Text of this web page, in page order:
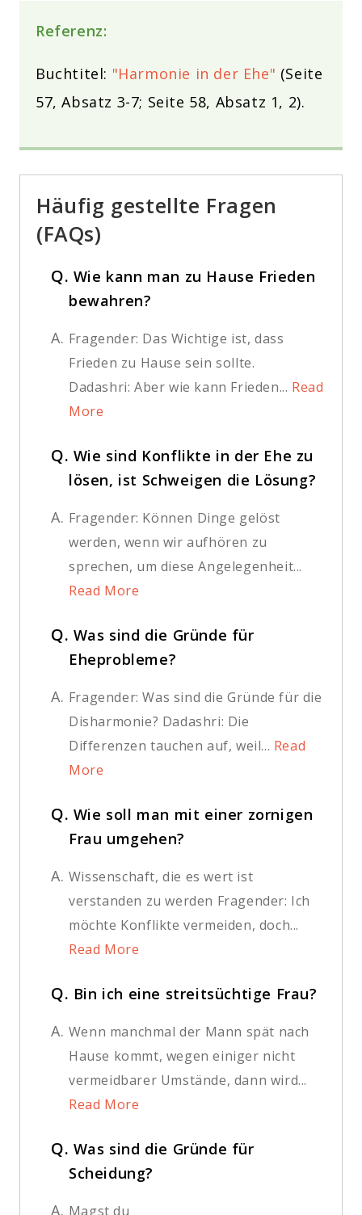
Referenz:
Buchtitel: "Harmonie in der Ehe" (Seite
57, Absatz 3-7; Seite 58, Absatz 1, 2).
Häufig gestellte Fragen
(FAQs)
Q. Wie kann man zu Hause Frieden
bewahren?
A. Fragender: Das Wichtige ist, dass
Frieden zu Hause sein sollte.
Dadashri: Aber wie kann Frieden... Read
More
Q. Wie sind Konflikte in der Ehe zu
lösen, ist Schweigen die Lösung?
A. Fragender: Können Dinge gelöst
werden, wenn wir aufhören zu
sprechen, um diese Angelegenheit...
Read More
Q. Was sind die Gründe für
Eheprobleme?
A. Fragender: Was sind die Gründe für die
Disharmonie? Dadashri: Die
Differenzen tauchen auf, weil... Read
More
Q. Wie soll man mit einer zornigen
Frau umgehen?
A. Wissenschaft, die es wert ist
verstanden zu werden Fragender: Ich
möchte Konflikte vermeiden, doch...
Read More
Q. Bin ich eine streitsüchtige Frau?
A. Wenn manchmal der Mann spät nach
Hause kommt, wegen einiger nicht
vermeidbarer Umstände, dann wird...
Read More
Q. Was sind die Gründe für
Scheidung?
A. Magst du